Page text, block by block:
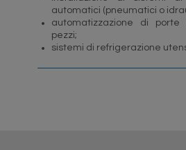
automatici (pneumatici o
automatizzazione di porte
pezzi;
sistemi di refrigerazione